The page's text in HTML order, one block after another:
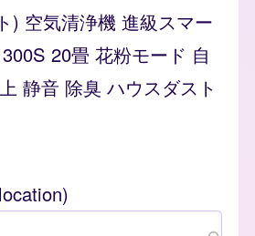
) 空気清浄機 進級スマー
20畳 花粉モード 自
静音 除臭 ハウスダスト